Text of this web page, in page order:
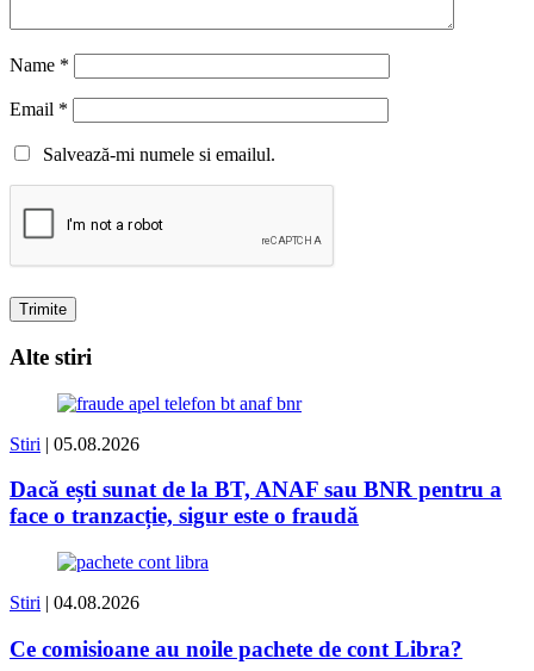
Name *
Email *
Salvează-mi numele si emailul.
Alte stiri
Stiri | 05.08.2026
Dacă ești sunat de la BT, ANAF sau BNR pentru a
face o tranzacție, sigur este o fraudă
Stiri | 04.08.2026
Ce comisioane au noile pachete de cont Libra?